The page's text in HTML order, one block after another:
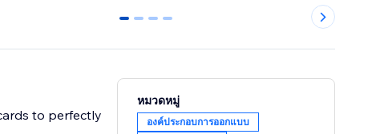
0 1 2 3
to perfectly
หมวดหมู่
องค์ประกอบการออกแบบ